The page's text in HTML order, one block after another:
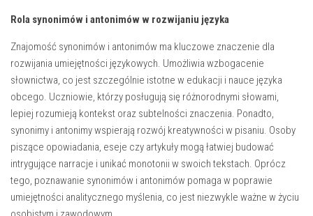
Rola synonimów i antonimów w rozwijaniu języka
Znajomość synonimów i antonimów ma kluczowe znaczenie dla
rozwijania umiejętności językowych. Umożliwia wzbogacenie
słownictwa, co jest szczególnie istotne w edukacji i nauce języka
obcego. Uczniowie, którzy posługują się różnorodnymi słowami,
lepiej rozumieją kontekst oraz subtelności znaczenia. Ponadto,
synonimy i antonimy wspierają rozwój kreatywności w pisaniu. Osoby
piszące opowiadania, eseje czy artykuły mogą łatwiej budować
intrygujące narracje i unikać monotonii w swoich tekstach. Oprócz
tego, poznawanie synonimów i antonimów pomaga w poprawie
umiejętności analitycznego myślenia, co jest niezwykle ważne w życiu